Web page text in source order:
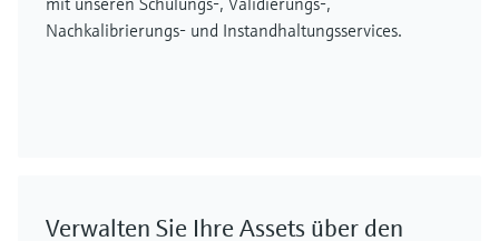
Nachkalibrierungs- und Instandhaltungsservices.
Verwalten Sie Ihre Assets über den